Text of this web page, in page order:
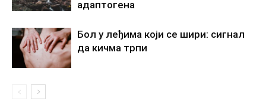
адаптогена
Бол у леђима који се шири: сигнал
да кичма трпи